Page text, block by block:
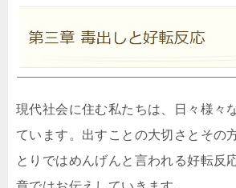
現代社会に住む私たちは、日々様々
ています。出すことの大切さとその
とりではめんげんと言われる好転反